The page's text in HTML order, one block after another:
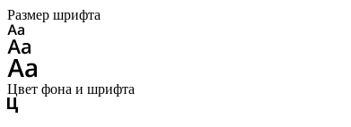
Размер шрифта
Цвет фона и шрифта